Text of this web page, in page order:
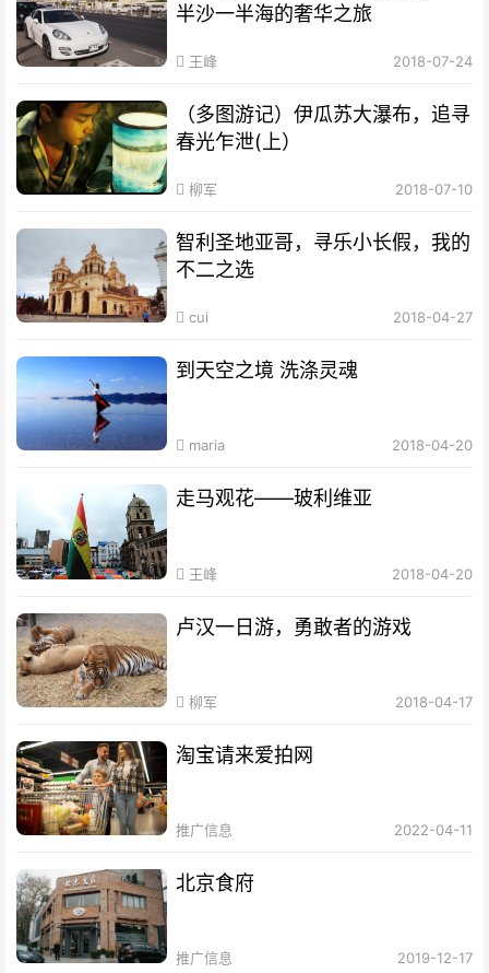
半沙一半海的奢华之旅
王峰 2018-07-24
（多图游记）伊瓜苏大瀑布，追寻
春光乍泄(上）
柳军 2018-07-10
智利圣地亚哥，寻乐小长假，我的
不二之选
cui 2018-04-27
到天空之境 洗涤灵魂
maria 2018-04-20
走马观花——玻利维亚
王峰 2018-04-20
卢汉一日游，勇敢者的游戏
柳军 2018-04-17
淘宝请来爱拍网
推广信息 2022-04-11
北京食府
推广信息 2019-12-17